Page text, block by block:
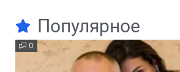
Популярное
0